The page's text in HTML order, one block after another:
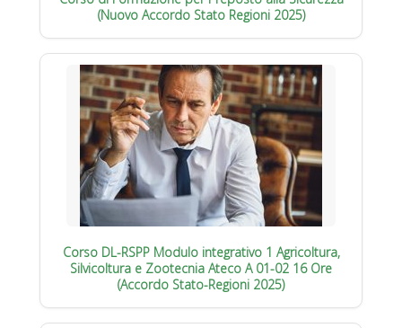
(Nuovo Accordo Stato Regioni 2025)
Corso DL-RSPP Modulo integrativo 1 Agricoltura,
Silvicoltura e Zootecnia Ateco A 01-02 16 Ore
(Accordo Stato-Regioni 2025)